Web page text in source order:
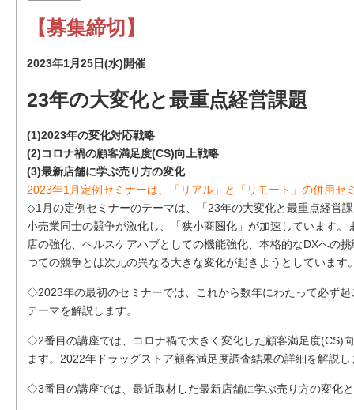
【募集締切】
2023年1月25日(水)開催
23年の大変化と最重点経営課題
(1)2023年の変化対応戦略
(2)コロナ禍の顧客満足度(CS)向上戦略
(3)最新店舗に学ぶ売り方の変化
2023年1月定例セミナーは、「リアル」と「リモート」の併用セ
◇1月の定例セミナーのテーマは、「23年の大変化と最重点経営
小売業同士の競争が激化し、「狭小商圏化」が加速しています
店の強化、ヘルスケアハブとしての機能強化、本格的なDXへの
つての競争とは次元の異なる大きな変化が起きようとしています
◇2023年の最初のセミナーでは、これから数年にわたって必ず
テーマを解説します。
◇2番目の講座では、コロナ禍で大きく変化した顧客満足度(CS)
ます。2022年ドラッグストア顧客満足度調査結果の詳細を解説し
◇3番目の講座では、最近取材した最新店舗に学ぶ売り方の変化